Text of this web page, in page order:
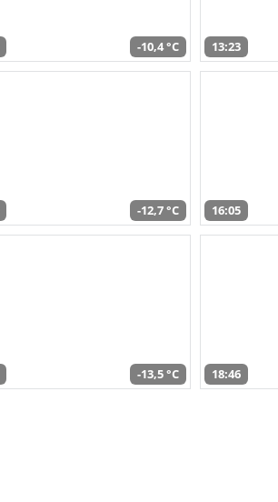
-10,4 °C 13:23
-12,7 °C 16:05
-13,5 °C 18:46